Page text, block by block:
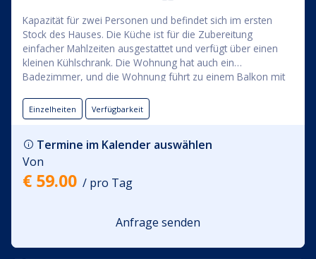
Kapazität für zwei Personen und befindet sich im ersten
Stock des Hauses. Die Küche ist für die Zubereitung
einfacher Mahlzeiten ausgestattet und verfügt über einen
kleinen Kühlschrank. Die Wohnung hat auch ein
Badezimmer, und die Wohnung führt zu einem Balkon mit
einen Flachbild-TV. Der Wohnungsmietpreis beinhaltet die
Nutzung von: Bettwäsche, Handtücher, WLAN und
Einzelheiten Verfügbarkeit
Termine im Kalender auswählen
Von
€ 59.00 / pro Tag
Anfrage senden